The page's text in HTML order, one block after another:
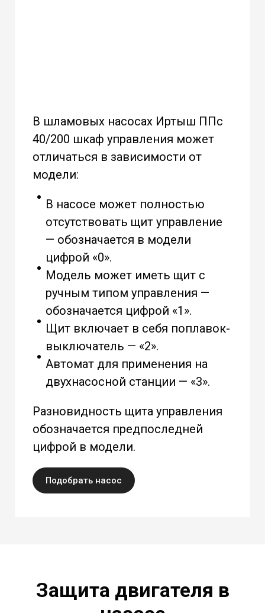
В шламовых насосах Иртыш ППс
40/200 шкаф управления может
отличаться в зависимости от
модели:
В насосе может полностью
отсутствовать щит управление
— обозначается в модели
цифрой «0».
Модель может иметь щит с
ручным типом управления —
обозначается цифрой «1».
Щит включает в себя поплавок-
выключатель — «2».
Автомат для применения на
двухнасосной станции — «3».
Разновидность щита управления
обозначается предпоследней
цифрой в модели.
Подобрать насос
Защита двигателя в